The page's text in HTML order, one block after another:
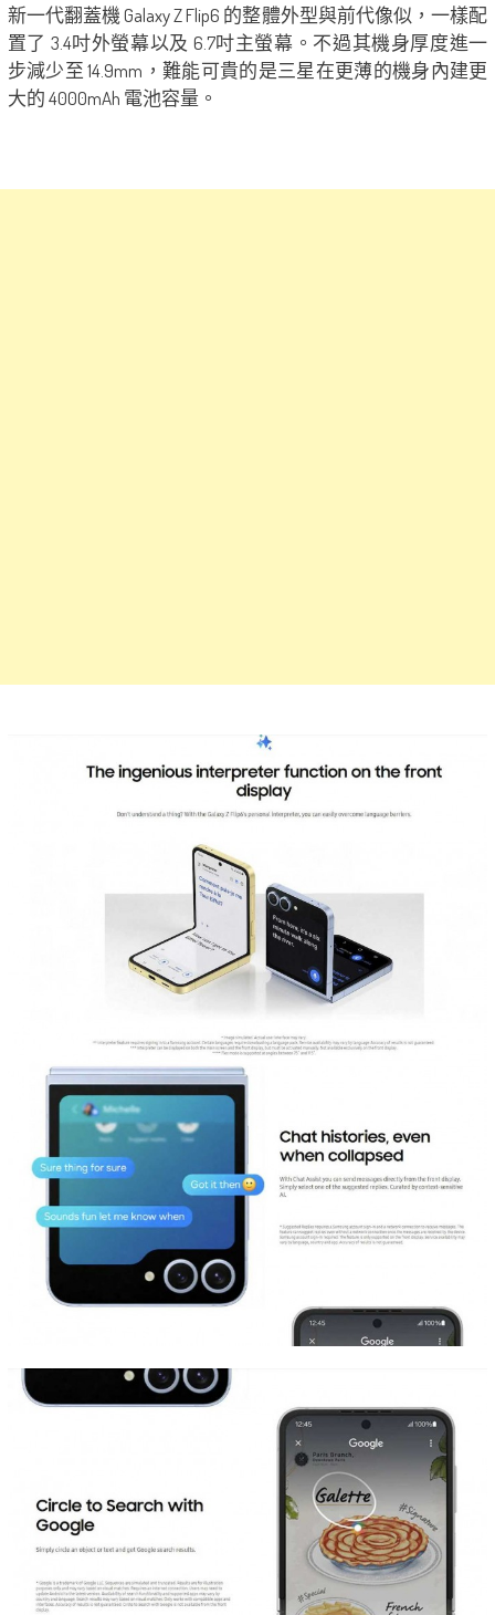
新一代翻蓋機 Galaxy Z Flip6 的整體外型與前代像似，一樣配
置了 3.4吋外螢幕以及 6.7吋主螢幕。不過其機身厚度進一
步減少至 14.9mm，難能可貴的是三星在更薄的機身內建更
大的 4000mAh 電池容量。